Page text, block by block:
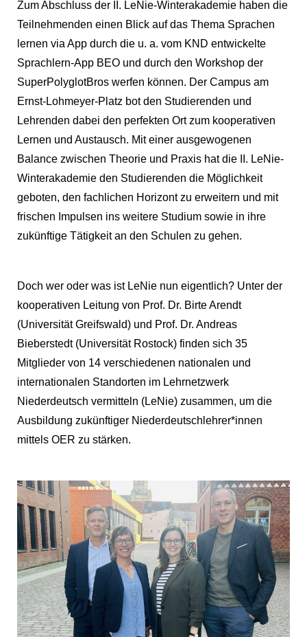
Zum Abschluss der II. LeNie-Winterakademie haben die
Teilnehmenden einen Blick auf das Thema Sprachen
lernen via App durch die u. a. vom KND entwickelte
Sprachlern-App BEO und durch den Workshop der
SuperPolyglotBros werfen können. Der Campus am
Ernst-Lohmeyer-Platz bot den Studierenden und
Lehrenden dabei den perfekten Ort zum kooperativen
Lernen und Austausch. Mit einer ausgewogenen
Balance zwischen Theorie und Praxis hat die II. LeNie-
Winterakademie den Studierenden die Möglichkeit
geboten, den fachlichen Horizont zu erweitern und mit
frischen Impulsen ins weitere Studium sowie in ihre
zukünftige Tätigkeit an den Schulen zu gehen.
Doch wer oder was ist LeNie nun eigentlich? Unter der
kooperativen Leitung von Prof. Dr. Birte Arendt
(Universität Greifswald) und Prof. Dr. Andreas
Bieberstedt (Universität Rostock) finden sich 35
Mitglieder von 14 verschiedenen nationalen und
internationalen Standorten im Lehrnetzwerk
Niederdeutsch vermitteln (LeNie) zusammen, um die
Ausbildung zukünftiger Niederdeutschlehrer*innen
mittels OER zu stärken.